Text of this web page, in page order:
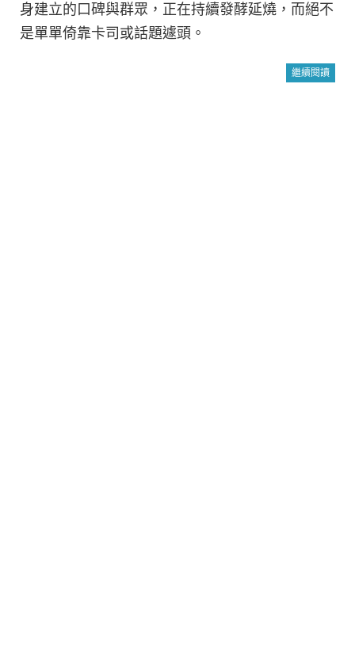
身建立的口碑與群眾，正在持續發酵延燒，而絕不
是單單倚靠卡司或話題遽頭。
繼續閱讀